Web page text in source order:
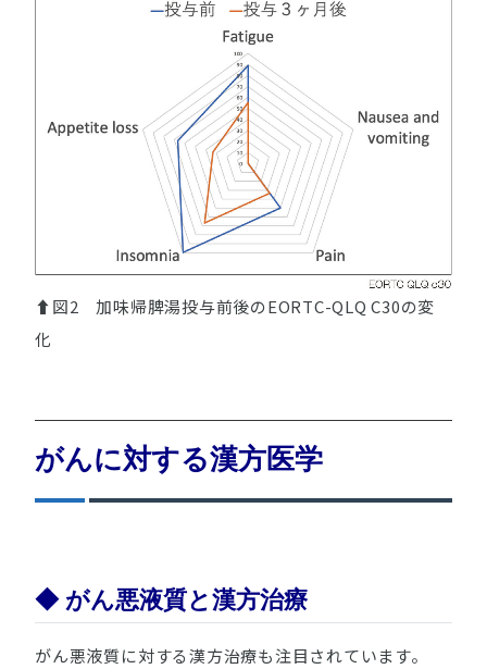
⬆図2 加味帰脾湯投与前後のEORTC-QLQ C30の変
化
がんに対する漢方医学
◆ がん悪液質と漢方治療
がん悪液質に対する漢方治療も注目されています。